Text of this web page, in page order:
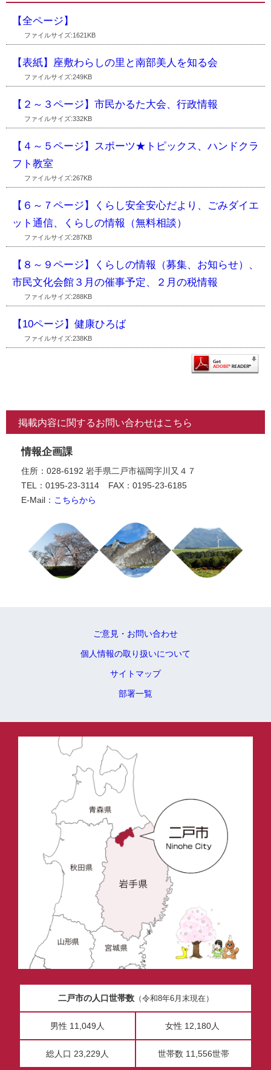
【全ページ】
ファイルサイズ:1621KB
【表紙】座敷わらしの里と南部美人を知る会
ファイルサイズ:249KB
【２～３ページ】市民かるた大会、行政情報
ファイルサイズ:332KB
【４～５ページ】スポーツ★トピックス、ハンドクラ
フト教室
ファイルサイズ:267KB
【６～７ページ】くらし安全安心だより、ごみダイエ
ット通信、くらしの情報（無料相談）
ファイルサイズ:287KB
【８～９ページ】くらしの情報（募集、お知らせ）、
市民文化会館３月の催事予定、２月の税情報
ファイルサイズ:288KB
【10ページ】健康ひろば
ファイルサイズ:238KB
掲載内容に関するお問い合わせはこちら
情報企画課
住所：028-6192 岩手県二戸市福岡字川又４７
TEL：0195-23-3114
FAX：0195-23-6185
E-Mail： こちらから
ご意見・お問い合わせ
個人情報の取り扱いについて
サイトマップ
部署一覧
二戸市の人口世帯数（令和8年6月末現在）
男性 11,049人 女性 12,180人
総人口 23,229人 世帯数 11,556世帯